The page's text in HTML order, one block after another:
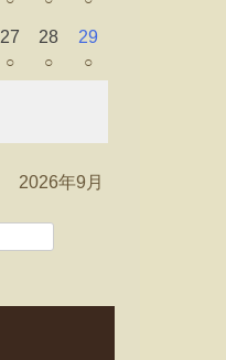
27
○
28
○
29
○
2026年9月